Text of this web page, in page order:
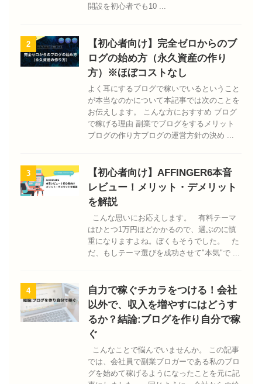
開設を初心者でも10 ...
2
【初心者向け】完全ゼロからのブ
ログの始め方（永久資産の作り
方）※ほぼコストなし
よく耳にするブログで稼いでいるということ
が本当なのかについて本記事では次のことを
お伝えします。 こんな方におすすめ ブログ
で稼げる理由 副業でブログをするメリット
ブログの作り方ブログの運営方針の決め ...
3
【初心者向け】AFFINGER6本音
レビュー！メリット・デメリット
を解説
こんな思いにお応えします。 有料テーマ
はひとつ1万円ほどかかるので、選ぶのに慎
重になりますよね。ぼくもそうでした。 た
だ、もしテーマ選びを成功させて"本気"で ...
4
自力で稼ぐチカラをつける！会社
以外で、収入を増やすにはどうす
るか？結論:ブログを作り自分で稼
ぐ
こんなことで悩んでいませんか。 この記事
では、会社員で副業ブロガーである私のブロ
グを始めて稼げるようになったことを元に記